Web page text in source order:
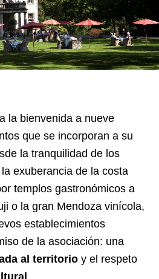
la bienvenida a nueve
que se incorporan a su
la tranquilidad de los
exuberancia de la costa
templos gastronómicos a
o la gran Mendoza vinícola,
establecimientos
de la asociación: una
al territorio y el respeto
.